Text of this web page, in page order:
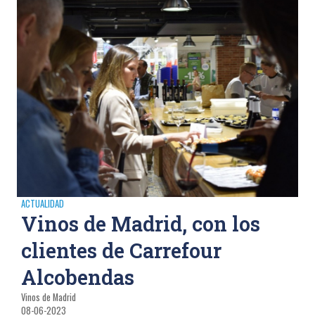
ACTUALIDAD
Vinos de Madrid, con los
clientes de Carrefour
Alcobendas
Vinos de Madrid
08-06-2023